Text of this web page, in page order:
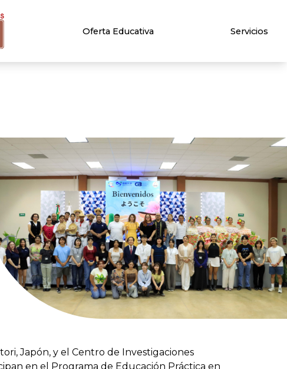
Oferta Educativa Servicios
Japón, y el Centro de Investigaciones
en el Programa de Educación Práctica en